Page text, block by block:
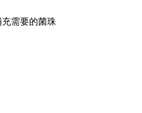
需要的菌珠